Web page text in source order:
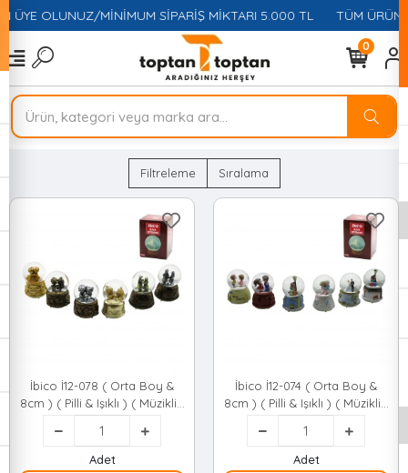
ÜYE OLUNUZ/MİNİMUM SİPARİŞ MİKTARI 5.000 TL TÜM
0
Filtreleme Sıralama
İbico İ12-078 ( Orta Boy &
8cm ) ( Pilli & Işıklı ) ( Müzikli )
Kar Küresi Cam ( Eskitme
İnsan Figürlü & Desen Mix )
Renkli*36 qwe02
Adet
İbico İ12-074 ( Orta Boy &
8cm ) ( Pilli & Işıklı ) ( Müzikli )
Kar Küresi Cam ( İnsan
Figürlü & Desen Mix )
Renkli*36 qwe02
Adet